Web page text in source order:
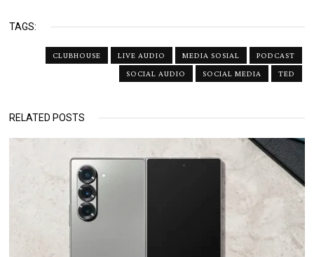
TAGS:
CLUBHOUSE LIVE AUDIO MEDIA SOSIAL
PODCAST
SOCIAL AUDIO
SOCIAL MEDIA TED
RELATED POSTS